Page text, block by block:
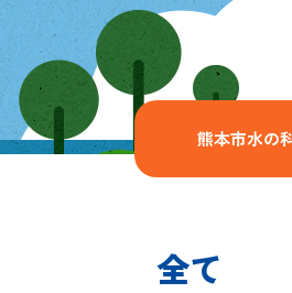
熊本市水の
全て